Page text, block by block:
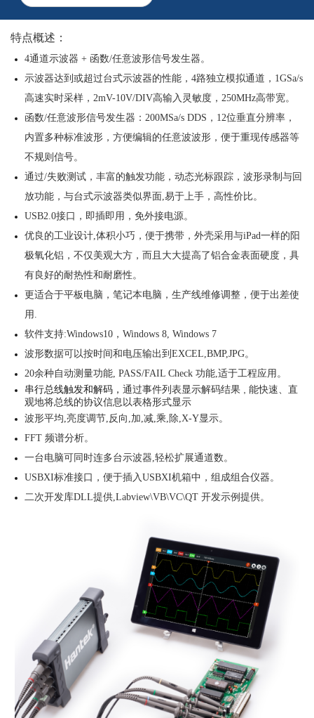
特点概述：
4通道示波器 + 函数/任意波形信号发生器。
示波器达到或超过台式示波器的性能，4路独立模拟通道 ，1GSa/s
高速实时采样，2mV-10V/DIV高输入灵敏度，250MHz高带宽。
函数/任意波形信号发生器 ：200MSa/s DDS， 12位垂直分辨率，
内置多种标准波形，方便编辑的任意波波形，便于重现传感器等
不规则信号。
通过/失败测试 ，丰富的触发功能，动态光标跟踪，波形录制与回
放功能， 与台式示波器类似界面,易于上手， 高性价比。
USB2.0接口，即插即用，免外接电源。
优良的工业设计, 体积小巧，便于携带 ，外壳采用与iPad一样的阳
极氧化铝，不仅美观大方， 而且大大提高了铝合金表面硬度， 具
有良好的耐热性和耐磨性 。
更适合于平板电脑， 笔记本电脑，生产线维修调整，便于出差使
用.
软件支持:Windows10， Windows 8, Windows 7
波形数据可以按时间和电压输出到EXCEL,BMP,JPG。
20余种自动测量功能, PASS/FAIL Check 功能,适于工程应用。
串行总线触发和解码， 通过事件列表显示解码结果 , 能快速、直
观地将总线的协议信息以表格形式显示
波形平均,亮度调节,反向,加,减,乘,除,X-Y显示。
FFT 频谱分析。
一台电脑可同时连多台示波器,轻松扩展通道数。
USBXI标准接口，便于插入USBXI机箱中，组成组合仪器 。
二次开发库DLL提供,Labview\VB\VC\QT 开发示例提供。